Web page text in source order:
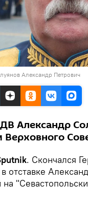
Александр Петрович
Александр
. Скончался
отставке